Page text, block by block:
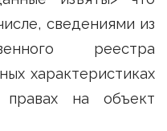
сведениями из
реестра
характеристиках
правах на объект